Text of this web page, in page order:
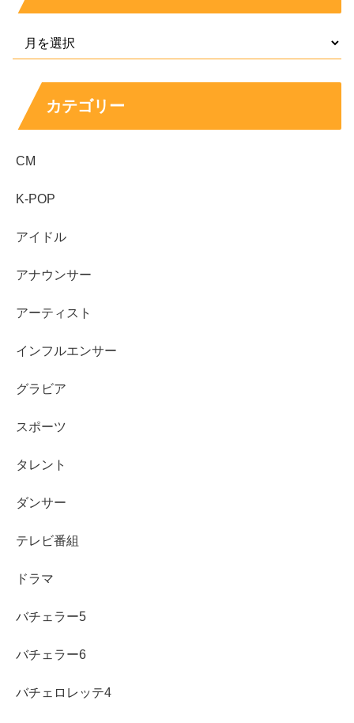
すごい!?
です。
まいましたが、
もう一つ気になったのが
カテゴリー
CM
K-POP
アイドル
アナウンサー
アーティスト
インフルエンサー
グラビア
スポーツ
タレント
ダンサー
テレビ番組
ドラマ
バチェラー5
バチェラー6
バチェロレッテ4